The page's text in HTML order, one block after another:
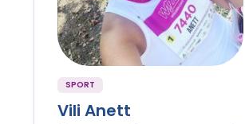
SPORT
Vili Anett